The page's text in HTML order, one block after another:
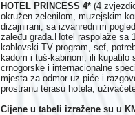
HOTEL PRINCESS 4* (4
okružen zelenilom, muzejskim
dizajnirani, sa izvanrednim
zaleđu grada.Hotel raspolaže sa
kablovski TV program, sef,
kadom i tuš-kabinom, ili kupatilo
crnogorske i internacionalne
mjesta za odmor uz piće i
prostranu terasu hotela,
Cijene u tabeli izražene su u